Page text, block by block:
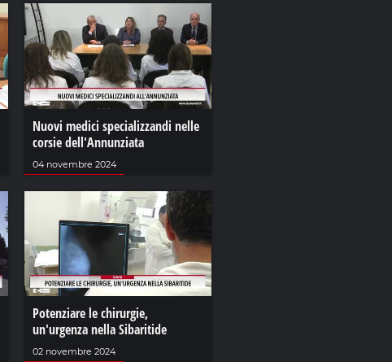
Nuovi medici specializzandi nelle
corsie dell'Annunziata
04 novembre 2024
Potenziare le chirurgie,
un'urgenza nella Sibaritide
02 novembre 2024